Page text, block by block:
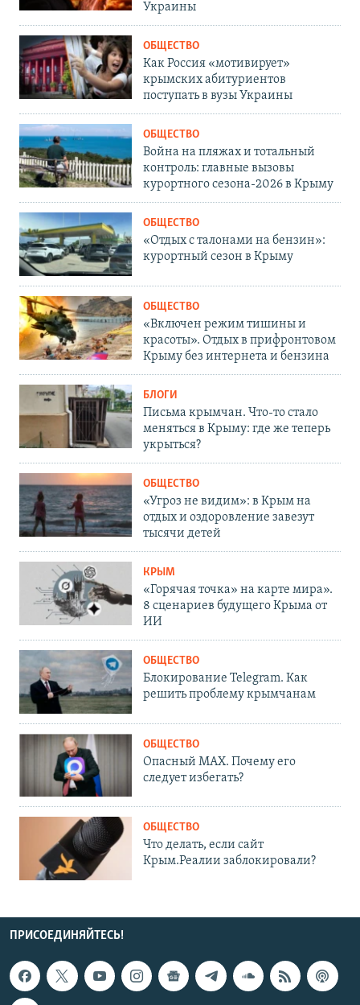
Украины
ОБЩЕСТВО
Как Россия «мотивирует»
крымских абитуриентов
поступать в вузы Украины
ОБЩЕСТВО
Война на пляжах и тотальный
контроль: главные вызовы
курортного сезона-2026 в Крыму
ОБЩЕСТВО
«Отдых с талонами на бензин»:
курортный сезон в Крыму
ОБЩЕСТВО
«Включен режим тишины и
красоты». Отдых в прифронтовом
Крыму без интернета и бензина
БЛОГИ
Письма крымчан. Что-то стало
меняться в Крыму: где же теперь
укрыться?
ОБЩЕСТВО
«Угроз не видим»: в Крым на
отдых и оздоровление завезут
тысячи детей
КРЫМ
«Горячая точка» на карте мира».
8 сценариев будущего Крыма от
ИИ
ОБЩЕСТВО
Блокирование Telegram. Как
решить проблему крымчанам
ОБЩЕСТВО
Опасный MAX. Почему его
следует избегать?
ОБЩЕСТВО
Что делать, если сайт
Крым.Реалии заблокировали?
ПРИСОЕДИНЯЙТЕСЬ!